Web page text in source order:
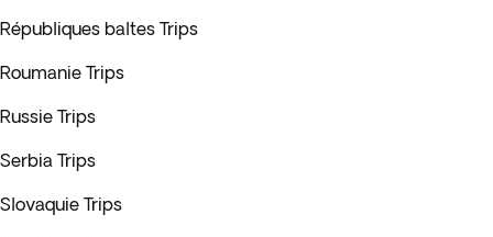
Républiques baltes Trips
Roumanie Trips
Russie Trips
Serbia Trips
Slovaquie Trips